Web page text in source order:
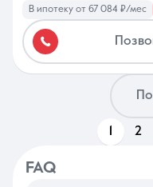
В ипотеку от 67 084 ₽/мес
1 2
FAQ